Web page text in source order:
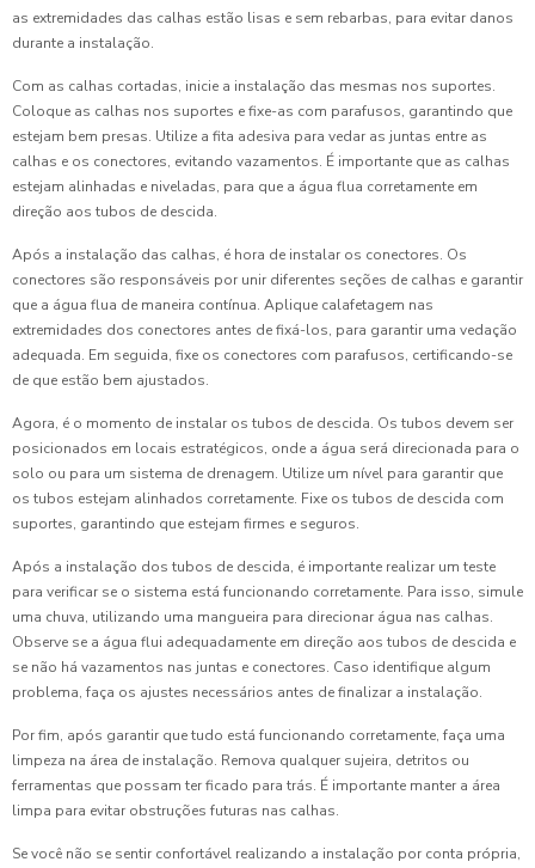
as extremidades das calhas estão lisas e sem rebarbas, para evitar danos
durante a instalação.
Com as calhas cortadas, inicie a instalação das mesmas nos suportes.
Coloque as calhas nos suportes e fixe-as com parafusos, garantindo que
estejam bem presas. Utilize a fita adesiva para vedar as juntas entre as
calhas e os conectores, evitando vazamentos. É importante que as calhas
estejam alinhadas e niveladas, para que a água flua corretamente em
direção aos tubos de descida.
Após a instalação das calhas, é hora de instalar os conectores. Os
conectores são responsáveis por unir diferentes seções de calhas e garantir
que a água flua de maneira contínua. Aplique calafetagem nas
extremidades dos conectores antes de fixá-los, para garantir uma vedação
adequada. Em seguida, fixe os conectores com parafusos, certificando-se
de que estão bem ajustados.
Agora, é o momento de instalar os tubos de descida. Os tubos devem ser
posicionados em locais estratégicos, onde a água será direcionada para o
solo ou para um sistema de drenagem. Utilize um nível para garantir que
os tubos estejam alinhados corretamente. Fixe os tubos de descida com
suportes, garantindo que estejam firmes e seguros.
Após a instalação dos tubos de descida, é importante realizar um teste
para verificar se o sistema está funcionando corretamente. Para isso, simule
uma chuva, utilizando uma mangueira para direcionar água nas calhas.
Observe se a água flui adequadamente em direção aos tubos de descida e
se não há vazamentos nas juntas e conectores. Caso identifique algum
problema, faça os ajustes necessários antes de finalizar a instalação.
Por fim, após garantir que tudo está funcionando corretamente, faça uma
limpeza na área de instalação. Remova qualquer sujeira, detritos ou
ferramentas que possam ter ficado para trás. É importante manter a área
limpa para evitar obstruções futuras nas calhas.
Se você não se sentir confortável realizando a instalação por conta própria,